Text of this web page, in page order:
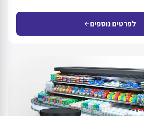
לפרטים נוספיםarrow_back